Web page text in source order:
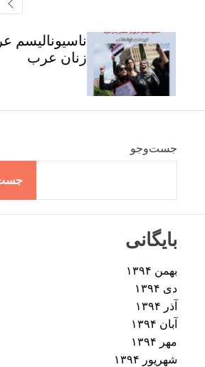
c
o
e
ناسیونالیسم عربی و
زنان عرب
جست‌وجو
بایگانی
بهمن ۱۳۹۴
دی ۱۳۹۴
آذر ۱۳۹۴
آبان ۱۳۹۴
مهر ۱۳۹۴
شهریور ۱۳۹۴